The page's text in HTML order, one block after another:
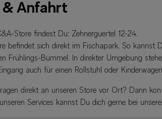
& Anfahrt
Store findest Du: Zehnerguertel 12-24.
befindet sich direkt im Fischapark. So kannst
Frühlings-Bummel. In direkter Umgebung
auch für einen Rollstuhl oder
direkt an unseren Store vor Ort? Dann
Services kannst Du dich gerne bei